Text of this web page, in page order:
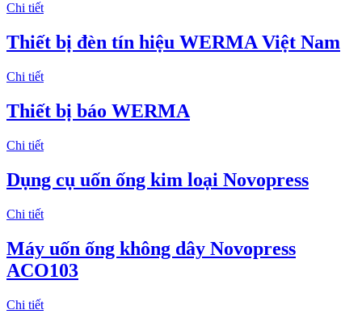
Chi tiết
Thiết bị đèn tín hiệu WERMA Việt Nam
Chi tiết
Thiết bị báo WERMA
Chi tiết
Dụng cụ uốn ống kim loại Novopress
Chi tiết
Máy uốn ống không dây Novopress
ACO103
Chi tiết